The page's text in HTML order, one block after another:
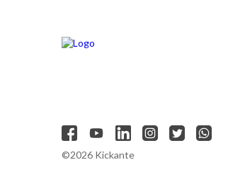
©2026 Kickante